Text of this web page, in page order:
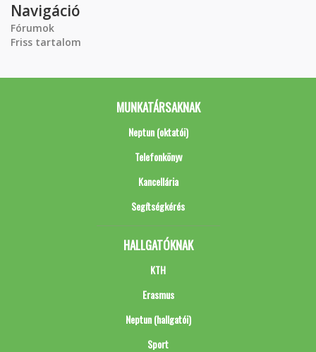
Navigáció
Fórumok
Friss tartalom
MUNKATÁRSAKNAK
Neptun (oktatói)
Telefonkönyv
Kancellária
Segítségkérés
HALLGATÓKNAK
KTH
Erasmus
Neptun (hallgatói)
Sport